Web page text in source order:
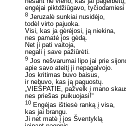
engėjai piktdžiūgavo,
8 Jeruzalė sunkiai nusidėjo,
todėl virto pajuoka.
Visi, kas ja gėrėjosi, ją niekina,
nes pamatė jos gėdą.
Net ji pati vaitoja,
negali į save pažiūrėti.
9 Jos nešvarumai lipo jai prie
apie savo ateitį ji nepagalvojo.
Jos kritimas buvo baisus,
ir nebuvo, kas ją paguostų.
„VIEŠPATIE, pažvelk į mano
nes priešas puikuojasi!“
10 Engėjas ištiesė ranką į visa,
kas jai brangu.
Ji net matė į jos Šventyklą